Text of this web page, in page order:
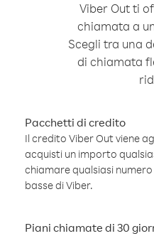
Viber Out ti
chiamata a
Scegli tra una
di chiamata
Pacchetti di credito
Il credito Viber Out viene
acquisti un importo
chiamare qualsiasi
basse di Viber.
Piani chiamate di 30